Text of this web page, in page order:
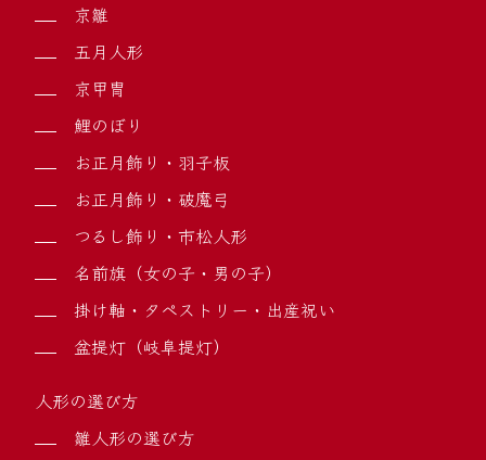
京雛
五月人形
京甲冑
鯉のぼり
お正月飾り・羽子板
お正月飾り・破魔弓
つるし飾り・市松人形
名前旗（女の子・男の子）
掛け軸・タペストリー・出産祝い
盆提灯（岐阜提灯）
人形の選び方
雛人形の選び方